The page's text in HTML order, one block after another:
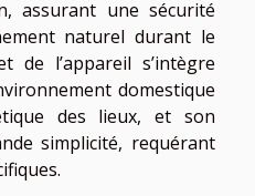
assurant une sécurité
naturel durant le
de l’appareil s’intègre
domestique
des lieux, et son
simplicité, requérant